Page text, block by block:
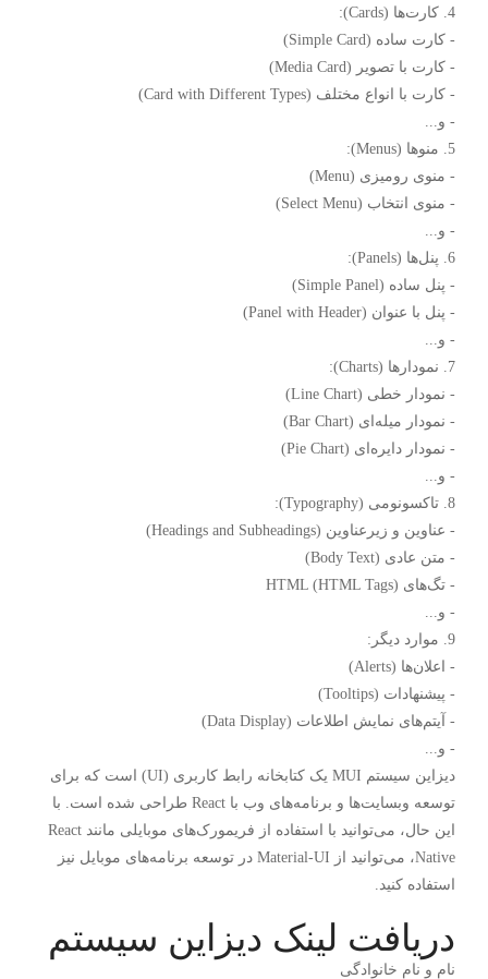
4. کارت‌ها (Cards):
- کارت ساده (Simple Card)
- کارت با تصویر (Media Card)
- کارت با انواع مختلف (Card with Different Types)
- و...
5. منوها (Menus):
- منوی رومیزی (Menu)
- منوی انتخاب (Select Menu)
- و...
6. پنل‌ها (Panels):
- پنل ساده (Simple Panel)
- پنل با عنوان (Panel with Header)
- و...
7. نمودارها (Charts):
- نمودار خطی (Line Chart)
- نمودار میله‌ای (Bar Chart)
- نمودار دایره‌ای (Pie Chart)
- و...
8. تاکسونومی (Typography):
- عناوین و زیرعناوین (Headings and Subheadings)
- متن عادی (Body Text)
- تگ‌های HTML (HTML Tags)
- و...
9. موارد دیگر:
- اعلان‌ها (Alerts)
- پیشنهادات (Tooltips)
- آیتم‌های نمایش اطلاعات (Data Display)
- و...
دیزاین سیستم MUI یک کتابخانه رابط کاربری (UI) است که برای
توسعه وبسایت‌ها و برنامه‌های وب با React طراحی شده است. با
این حال، می‌توانید با استفاده از فریمورک‌های موبایلی مانند React
Native، می‌توانید از Material-UI در توسعه برنامه‌های موبایل نیز
استفاده کنید.
دریافت لینک دیزاین سیستم
نام و نام خانوادگی